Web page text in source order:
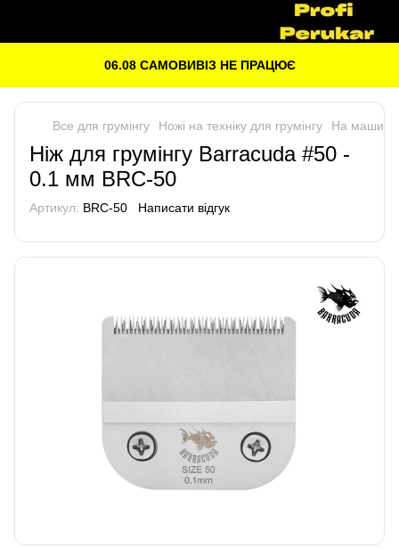
06.08 САМОВИВІЗ НЕ ПРАЦЮЄ
Все для грумінгу Ножі на техніку для грумінгу На
Ніж для грумінгу Barracuda #50 -
0.1 мм BRC-50
Артикул: BRC-50 Написати відгук